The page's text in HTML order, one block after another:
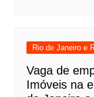
Rio de Janeiro e
Vaga de
Imóveis na